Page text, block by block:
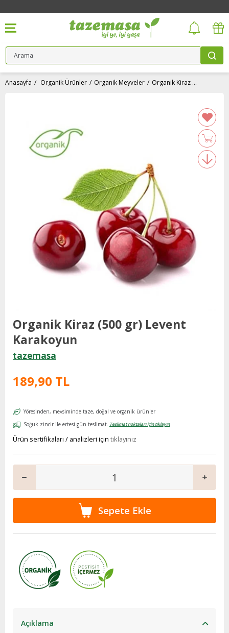
Anasayfa Organik Ürünler Organik Meyveler Organik Kiraz (500 gr) Levent Karakoyun
Organik Kiraz (500 gr) Levent
Karakoyun
tazemasa
189,90 TL
Yöresinden, mevsiminde taze, doğal ve organik ürünler
Soğuk zincir ile ertesi gün teslimat. Teslimat noktaları için tıklayın
Ürün sertifikaları / analizleri için tıklayınız
Açıklama